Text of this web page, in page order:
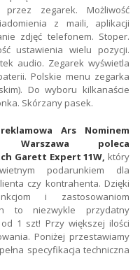
zegarek. Możliwość
z maili, aplikacji
zdjęć telefonem. Stoper.
ustawienia wielu pozycji.
audio. Zegarek wyświetla
Polskie menu zegarka
Do wyboru kilkanaście
Skórzany pasek.
Ars Nominem
Warszawa poleca
Garett Expert 11W, który
podarunkiem dla
czy kontrahenta. Dzięki
i zastosowaniom
to niezwykle przydatny
1 szt! Przy większej ilości
Poniżej przestawiamy
specyfikacja techniczna